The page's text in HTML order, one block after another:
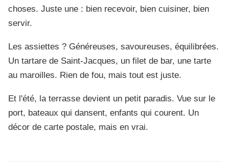
choses. Juste une : bien recevoir, bien cuisiner, bien
servir.
Les assiettes ? Généreuses, savoureuses, équilibrées.
Un tartare de Saint-Jacques, un filet de bar, une tarte
au maroilles. Rien de fou, mais tout est juste.
Et l'été, la terrasse devient un petit paradis. Vue sur le
port, bateaux qui dansent, enfants qui courent. Un
décor de carte postale, mais en vrai.